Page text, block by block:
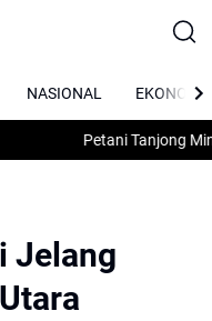
NASIONAL EKONOMI
Petani Tanjong
Jelang